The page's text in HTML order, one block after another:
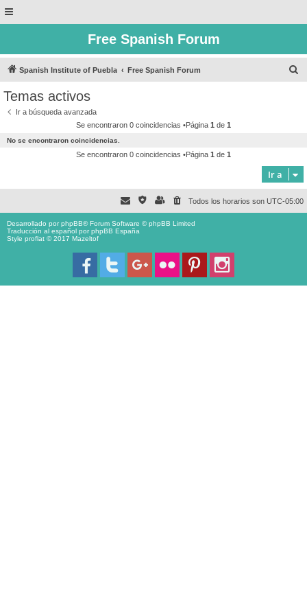
Free Spanish Forum
Spanish Institute of Puebla Free Spanish Forum
Temas activos
Ir a búsqueda avanzada
Se encontraron 0 coincidencias •Página 1 de 1
No se encontraron coincidencias.
Se encontraron 0 coincidencias •Página 1 de 1
Ir a
Todos los horarios son UTC-05:00
Desarrollado porphpBB® Forum Software © phpBB Limited
Traducción al español porphpBB España
Style proflat © 2017 Mazeltof